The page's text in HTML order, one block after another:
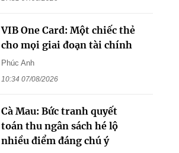
VIB One Card: Một chiếc thẻ
cho mọi giai đoạn tài chính
Phúc Anh
10:34 07/08/2026
Cà Mau: Bức tranh quyết
toán thu ngân sách hé lộ
nhiều điểm đáng chú ý